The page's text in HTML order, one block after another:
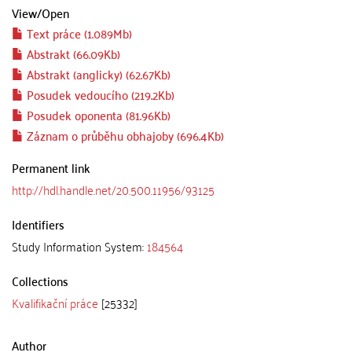
View/Open
Text práce (1.089Mb)
Abstrakt (66.09Kb)
Abstrakt (anglicky) (62.67Kb)
Posudek vedoucího (219.2Kb)
Posudek oponenta (81.96Kb)
Záznam o průběhu obhajoby (696.4Kb)
Permanent link
http://hdl.handle.net/20.500.11956/93125
Identifiers
Study Information System:184564
Collections
Kvalifikační práce [25332]
Author